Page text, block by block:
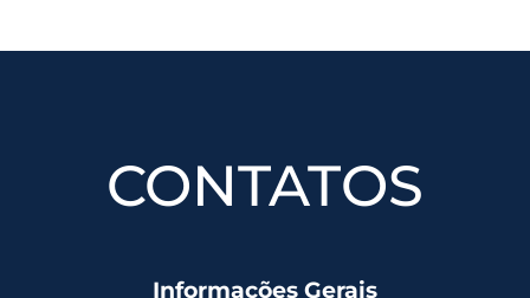
CONTATOS
Informações Gerais